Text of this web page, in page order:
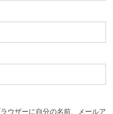
ウザーに自分の名前、メールア